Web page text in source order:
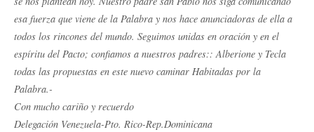
esa fuerza que viene de la Palabra y nos hace anunciadoras de ella a
todos los rincones del mundo. Seguimos unidas en oración y en el
espíritu del Pacto; confiamos a nuestros padres:: Alberione y Tecla
todas las propuestas en este nuevo caminar Habitadas por la
Palabra.-
Con mucho cariño y recuerdo
Delegación Venezuela-Pto. Rico-Rep.Dominicana